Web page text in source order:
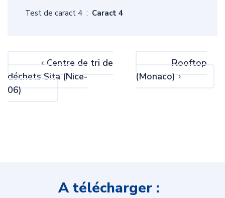
Test de caract 4 : Caract 4
Centre de tri de
déchets Sita (Nice-
06)
Rooftop
(Monaco)
A télécharger :